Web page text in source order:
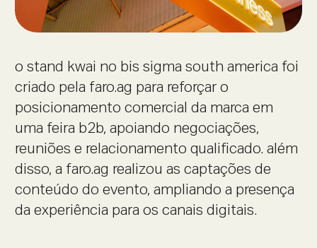
o stand kwai no bis sigma south america foi
criado pela faro.ag para reforçar o
posicionamento comercial da marca em
uma feira b2b, apoiando negociações,
reuniões e relacionamento qualificado. além
disso, a faro.ag realizou as captações de
conteúdo do evento, ampliando a presença
da experiência para os canais digitais.